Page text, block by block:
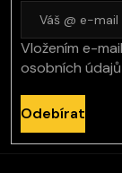
Vložením e-
osobních údajů
Odebírat